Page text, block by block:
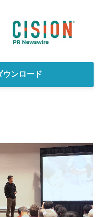
ウンロード